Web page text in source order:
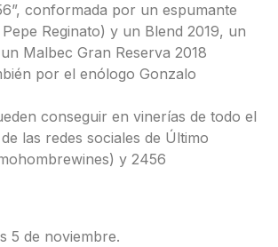
conformada por un espumante
Reginato) y un Blend 2019, un
Malbec Gran Reserva 2018
por el enólogo Gonzalo
conseguir en vinerías de todo el
las redes sociales de Último
y 2456
5 de noviembre.